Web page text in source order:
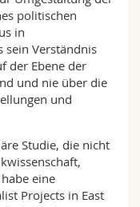
politischen
in
sein Verständnis
der Ebene der
und nie über die
und
Studie, die nicht
eine
Projects in East